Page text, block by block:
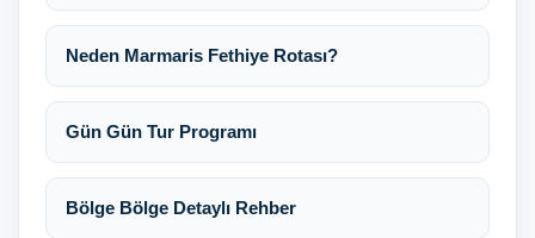
Neden Marmaris Fethiye Rotası?
Gün Gün Tur Programı
Bölge Bölge Detaylı Rehber